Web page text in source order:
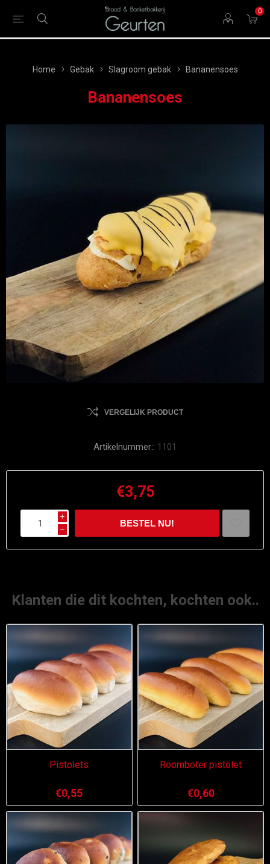
0
Home Gebak Slagroom gebak Bananensoes
Bananensoes
VERGELIJK PRODUCT
Artikelnummer:: 1101
€3,75
i
h
Klanten die dit kochten, kochten ook..
Pistolets
€0,55
Roomboter pistolet
€0,60